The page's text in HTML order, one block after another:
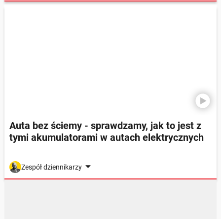
Auta bez ściemy - sprawdzamy, jak to jest z
tymi akumulatorami w autach elektrycznych
Zespół dziennikarzy